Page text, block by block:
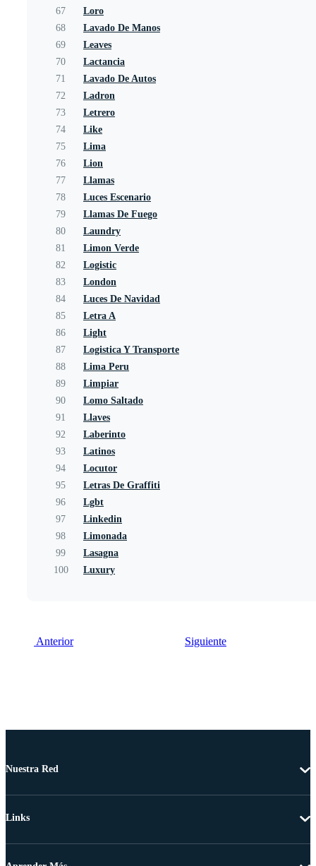
67
Loro
68
Lavado De Manos
69
Leaves
70
Lactancia
71
Lavado De Autos
72
Ladron
73
Letrero
74
Like
75
Lima
76
Lion
77
Llamas
78
Luces Escenario
79
Llamas De Fuego
80
Laundry
81
Limon Verde
82
Logistic
83
London
84
Luces De Navidad
85
Letra A
86
Light
87
Logistica Y Transporte
88
Lima Peru
89
Limpiar
90
Lomo Saltado
91
Llaves
92
Laberinto
93
Latinos
94
Locutor
95
Letras De Graffiti
96
Lgbt
97
Linkedin
98
Limonada
99
Lasagna
100
Luxury
Anterior Siguiente
Nuestra Red
Links